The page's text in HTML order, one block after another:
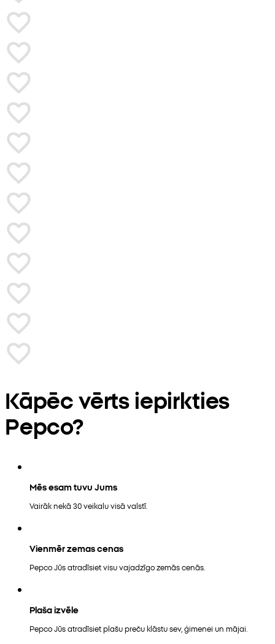
Kāpēc vērts iepirkties
Pepco?
Mēs esam tuvu Jums
Vairāk nekā 30 veikalu visā valstī.
Vienmēr zemas cenas
Pepco Jūs atradīsiet visu vajadzīgo zemās cenās.
Plaša izvēle
Pepco Jūs atradīsiet plašu preču klāstu sev, ģimenei un mājai.